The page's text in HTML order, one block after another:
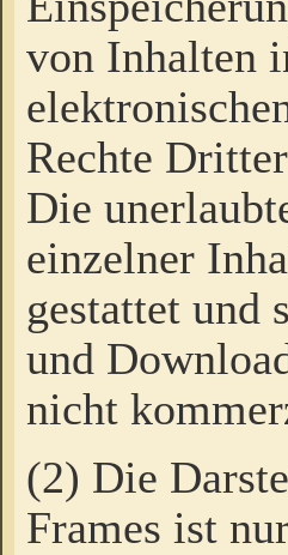
von Inhalten
Rechte
Die
einzelner
gestattet und
und
nicht
(2) Die
Frames ist